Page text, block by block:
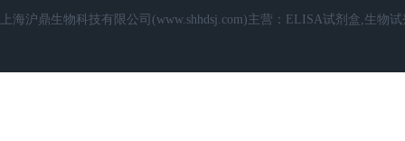
上海沪鼎生物科技有限公司(www.shhdsj.com)主营：ELISA试剂盒,生物